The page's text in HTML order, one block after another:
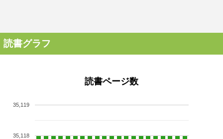
読書グラフ
読書ページ数
35,118
35,119